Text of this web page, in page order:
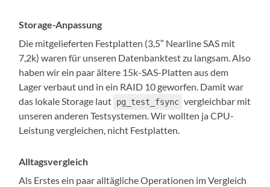
Storage-Anpassung
Die mitgelieferten Festplatten (3,5″ Nearline SAS mit
7,2k) waren für unseren Datenbanktest zu langsam. Also
haben wir ein paar ältere 15k-SAS-Platten aus dem
Lager verbaut und in ein RAID 10 geworfen. Damit war
das lokale Storage laut pg_test_fsync vergleichbar mit
unseren anderen Testsystemen. Wir wollten ja CPU-
Leistung vergleichen, nicht Festplatten.
Alltagsvergleich
Als Erstes ein paar alltägliche Operationen im Vergleich